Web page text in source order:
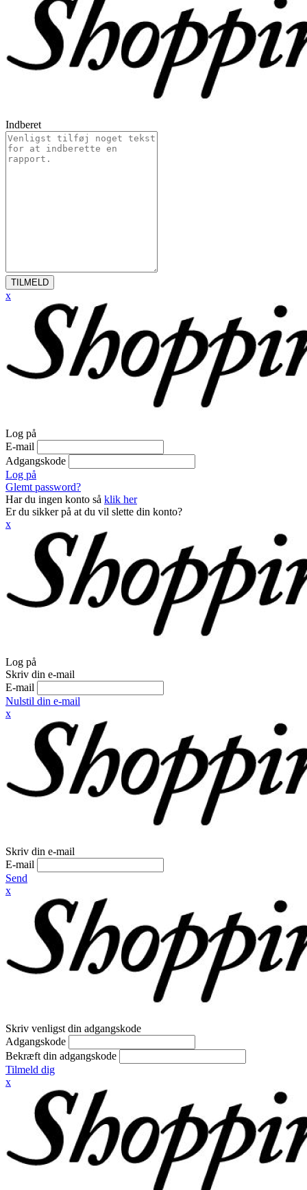
Indberet
TILMELD
x
Log på
E-mail
Adgangskode
Log på
Glemt password?
Har du ingen konto så klik her
Er du sikker på at du vil slette din konto?
x
Log på
Skriv din e-mail
E-mail
Nulstil din e-mail
x
Skriv din e-mail
E-mail
Send
x
Skriv venligst din adgangskode
Adgangskode
Bekræft din adgangskode
Tilmeld dig
x